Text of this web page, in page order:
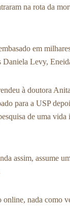
na rota da
em
Daniela Levy,
à doutora
para a USP
de uma
assim, assume
nada como